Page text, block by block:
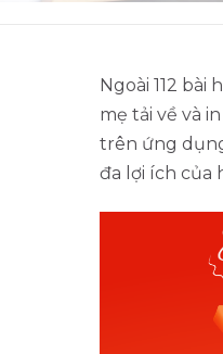
Ngoài 112
mẹ tải về và
trên ứng
đa lợi ích của